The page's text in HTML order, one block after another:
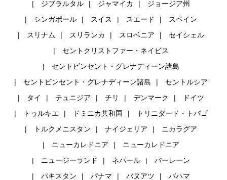
ジブラルタル
ジャマイカ
ジョージア州
シンガポール
スイス スエード
スペイン
スリナム
スリランカ スロベニア
セイシェル
セントクリストファー・ネイビス
セントビンセント・グレナディーン諸島
セントビンセント・グレナディーン諸島
セントルシア
タイ
チュニジア チリ デンマーク
ドイツ
トゥルキエ
ドミニカ共和国
トリニダード・トバゴ
トルクメニスタン
ナイジェリア
ニカラグア
ニューカレドニア
ニューカレドニア
ニュージーランド
ネパール
バーレーン
パキスタン
パナマ バヌアツ バハマ